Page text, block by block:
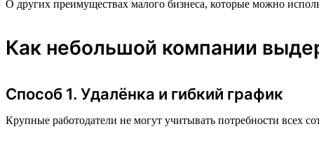
О других преимуществах малого бизнеса, которые можно
Как небольшой компании
Способ 1. Удалёнка и гибкий график
Крупные работодатели не могут учитывать потребности всех